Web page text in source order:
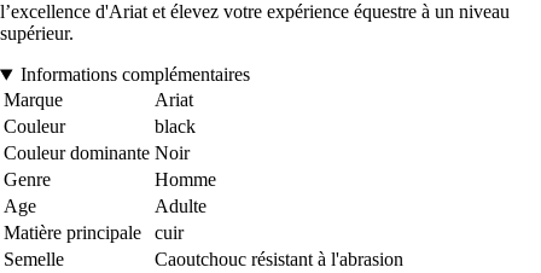
l’excellence d'Ariat et élevez votre expérience équestre à un niveau
supérieur.
Informations complémentaires
Marque
Ariat
Couleur
black
Couleur dominante Noir
Genre
Homme
Age
Adulte
Matière principale
cuir
Semelle
Caoutchouc résistant à l'abrasion